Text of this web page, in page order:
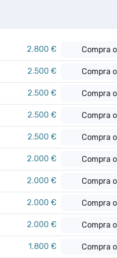
2.800 € Compra
2.500 € Compra
2.500 € Compra
2.500 € Compra
2.500 € Compra
2.000 € Compra
2.000 € Compra
2.000 € Compra
2.000 € Compra
1.800 € Compra